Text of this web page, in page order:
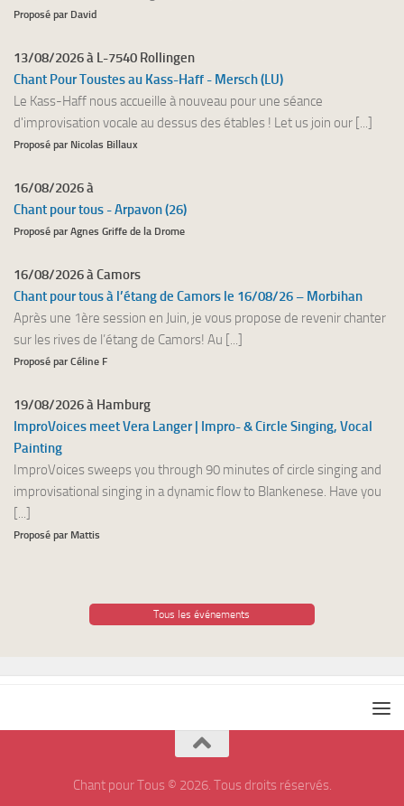
Proposé par David
13/08/2026 à L-7540 Rollingen
Chant Pour Toustes au Kass-Haff - Mersch (LU)
Le Kass-Haff nous accueille à nouveau pour une séance
d'improvisation vocale au dessus des étables ! Let us join our [...]
Proposé par Nicolas Billaux
16/08/2026 à
Chant pour tous - Arpavon (26)
Proposé par Agnes Griffe de la Drome
16/08/2026 à Camors
Chant pour tous à l’étang de Camors le 16/08/26 – Morbihan
Après une 1ère session en Juin, je vous propose de revenir chanter
sur les rives de l’étang de Camors! Au [...]
Proposé par Céline F
19/08/2026 à Hamburg
ImproVoices meet Vera Langer | Impro- & Circle Singing, Vocal
Painting
ImproVoices sweeps you through 90 minutes of circle singing and
improvisational singing in a dynamic flow to Blankenese. Have you
[...]
Proposé par Mattis
Tous les événements
Chant pour Tous © 2026. Tous droits réservés.